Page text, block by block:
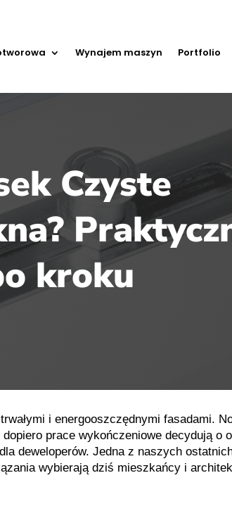
Wynajem maszyn Portfolio
Czyste
kroku
i energooszczędnymi fasadami.
prace wykończeniowe decydują
deweloperów. Jedna z naszych
wybierają dziś mieszkańcy i